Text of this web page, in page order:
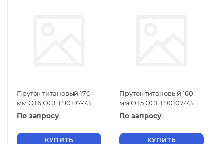
Пруток титановый 170
мм ОТ6 ОСТ 1 90107-73
По запросу
КУПИТЬ
Пруток титановый 160
мм ОТ5 ОСТ 1 90107-73
По запросу
КУПИТЬ